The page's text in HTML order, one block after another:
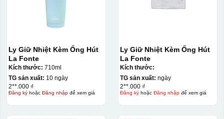
Ly Giữ Nhiệt Kèm Ống Hút
La Fonte
Kích thước: 710ml
TG sản xuất: 10 ngày
2**.000 ₫
Đăng kýhoặc Đăng nhậpđể xem giá
Ly Giữ Nhiệt Kèm Ống Hút
La Fonte
Kích thước:
TG sản xuất: ngày
2**.000 ₫
Đăng kýhoặc Đăng nhậpđể xem giá